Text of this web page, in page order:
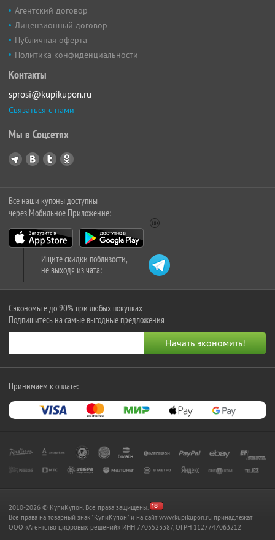
Агентский договор
Лицензионный договор
Публичная оферта
Политика конфиденциальности
Контакты
sprosi@kupikupon.ru
Связаться с нами
Мы в Соцсетях
Все наши купоны доступны
через Мобильное Приложение:
Ищите скидки поблизости,
не выходя из чата:
Сэкономьте до 90% при любых покупках
Подпишитесь на самые выгодные предложения
Принимаем к оплате:
2010-2026 © КупиКупон. Все права защищены.
Все права на товарный знак "КупиКупон" и на сайт www.kupikupon.ru принадлежат
OOO «Агентство цифровых решений» ИНН 7705523387, ОГРН 1127747063212